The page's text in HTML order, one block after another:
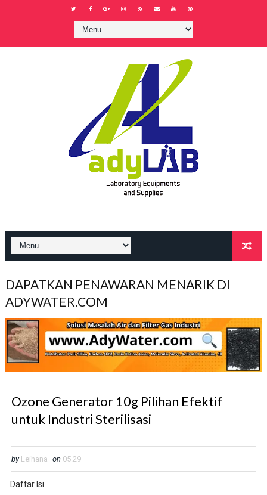
DAPATKAN PENAWARAN MENARIK DI
ADYWATER.COM
Ozone Generator 10g Pilihan Efektif
untuk Industri Sterilisasi
by Leihana on 05.29
Daftar Isi